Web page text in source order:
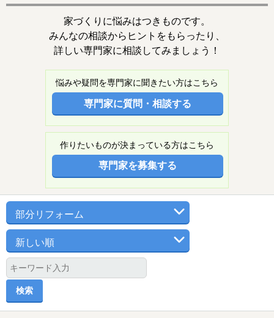
家づくりに悩みはつきものです。
みんなの相談からヒントをもらったり、
詳しい専門家に相談してみましょう！
悩みや疑問を専門家に聞きたい方はこちら
専門家に質問・相談する
作りたいものが決まっている方はこちら